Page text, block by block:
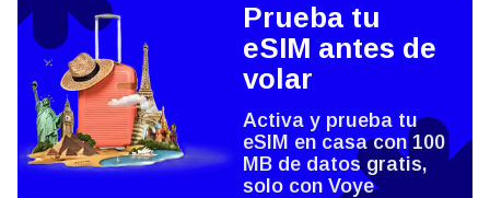
Prueba tu
eSIM antes de
volar
Activa y prueba tu
eSIM en casa con 100
MB de datos gratis,
solo con Voye